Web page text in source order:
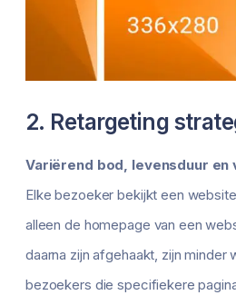
2. Retargeting
Variërend bod, levensduur en
Elke bezoeker bekijkt een
alleen de homepage van een
daarna zijn afgehaakt, zijn minder
bezoekers die specifiekere